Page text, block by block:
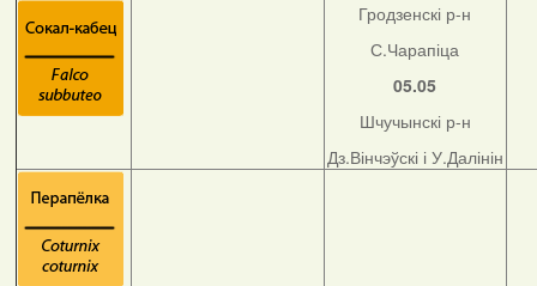
Гродзенскі р-н
С.Чарапіца
05.05
Шчучынскі р-н
Дз.Вінчэўскі і У.Далінін